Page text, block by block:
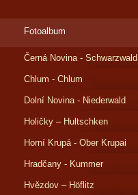
Fotoalbum
Černá Novina - Schwarzwald
Chlum - Chlum
Dolní Novina - Niederwald
Holičky – Hultschken
Horní Krupá - Ober Krupai
Hradčany - Kummer
Hvězdov – Höflitz